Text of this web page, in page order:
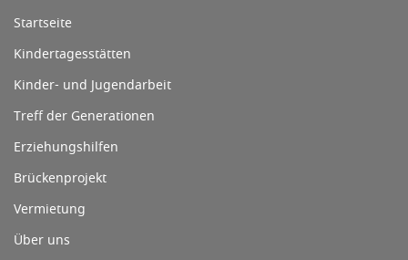
Startseite
Kindertagesstätten
Kinder- und Jugendarbeit
Treff der Generationen
Erziehungshilfen
Brückenprojekt
Vermietung
Über uns